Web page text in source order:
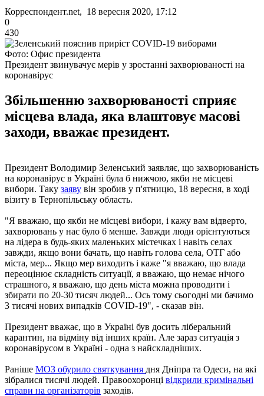
Корреспондент.net, 18 вересня 2020, 17:12
0
430
Фото: Офис президента
Президент звинувачує мерів у зростанні захворюваності на
коронавірус
Збільшенню захворюваності сприяє
місцева влада, яка влаштовує масові
заходи, вважає президент.
Президент Володимир Зеленський заявляє, що захворюваність
на коронавірус в Україні була б нижчою, якби не місцеві
вибори. Таку заяву він зробив у п'ятницю, 18 вересня, в ході
візиту в Тернопільську область.
"Я вважаю, що якби не місцеві вибори, і кажу вам відверто,
захворювань у нас було б менше. Завжди люди орієнтуються
на лідера в будь-яких маленьких містечках і навіть селах
завжди, якщо вони бачать, що навіть голова села, ОТГ або
міста, мер... Якщо мер виходить і каже "я вважаю, що влада
переоцінює складність ситуації, я вважаю, що немає нічого
страшного, я вважаю, що день міста можна проводити і
збирати по 20-30 тисяч людей... Ось тому сьогодні ми бачимо
3 тисячі нових випадків COVID-19", - сказав він.
Президент вважає, що в Україні був досить ліберальний
карантин, на відміну від інших країн. Але зараз ситуація з
коронавірусом в Україні - одна з найскладніших.
Раніше МОЗ обурило святкування дня Дніпра та Одеси, на які
зібралися тисячі людей. Правоохоронці відкрили кримінальні
справи на організаторів заходів.